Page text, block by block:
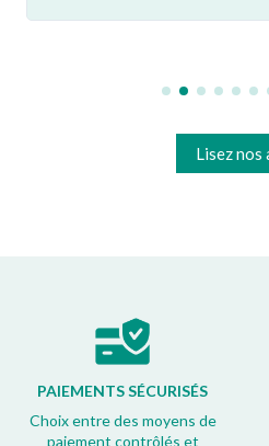
Lisez nos
PAIEMENTS SÉCURISÉS
Choix entre des moyens de
paiement contrôlés et